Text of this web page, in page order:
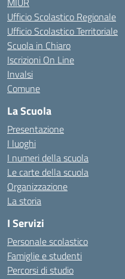
Ufficio Scolastico Regionale
Ufficio Scolastico Territoriale
Scuola in Chiaro
Iscrizioni On Line
Invalsi
Comune
La Scuola
Presentazione
I luoghi
I numeri della scuola
Le carte della scuola
Organizzazione
La storia
I Servizi
Personale scolastico
Famiglie e studenti
Percorsi di studio